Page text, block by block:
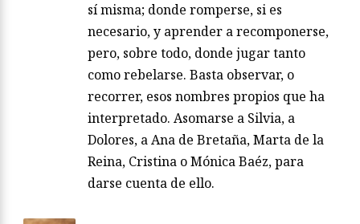
sí misma; donde romperse, si es
necesario, y aprender a recomponerse,
pero, sobre todo, donde jugar tanto
como rebelarse. Basta observar, o
recorrer, esos nombres propios que ha
interpretado. Asomarse a Silvia, a
Dolores, a Ana de Bretaña, Marta de la
Reina, Cristina o Mónica Baéz, para
darse cuenta de ello.